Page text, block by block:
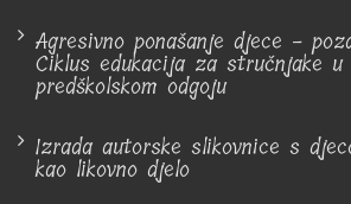
Agresivno ponašanje djece -
Ciklus edukacija za stručnjake
predškolskom odgoju
Izrada autorske slikovnice s
kao likovno djelo